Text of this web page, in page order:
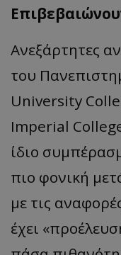
Ανεξάρτητες
του
University
Imperial
ίδιο
πιο φονική
με τις
έχει